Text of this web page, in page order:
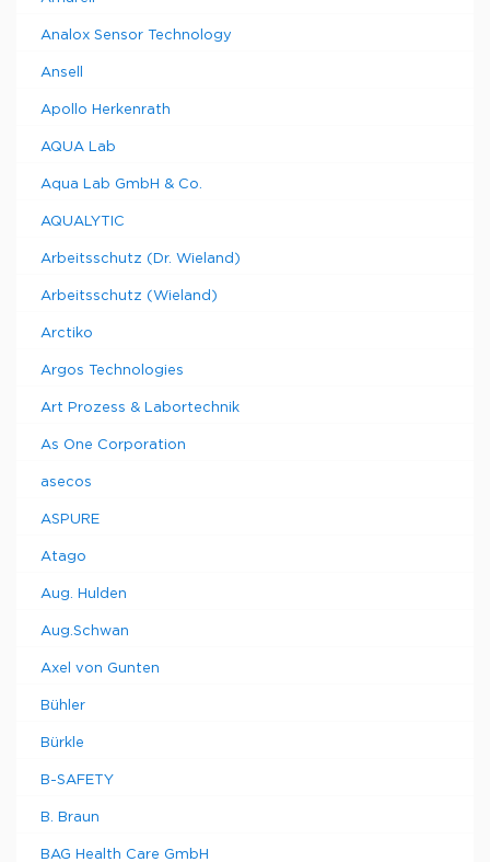
Analox Sensor Technology
Ansell
Apollo Herkenrath
AQUA Lab
Aqua Lab GmbH & Co.
AQUALYTIC
Arbeitsschutz (Dr. Wieland)
Arbeitsschutz (Wieland)
Arctiko
Argos Technologies
Art Prozess & Labortechnik
As One Corporation
asecos
ASPURE
Atago
Aug. Hulden
Aug.Schwan
Axel von Gunten
Bühler
Bürkle
B-SAFETY
B. Braun
BAG Health Care GmbH
МГц
203 3,8
1000
1000